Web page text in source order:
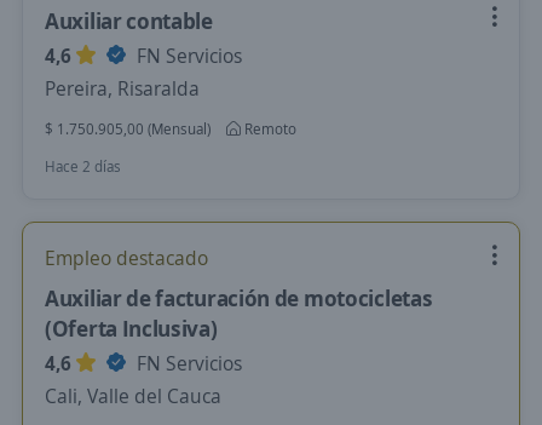
Auxiliar contable
4,6
FN Servicios
Pereira, Risaralda
$ 1.750.905,00 (Mensual)
Remoto
Hace 2 días
Empleo destacado
Auxiliar de facturación de motocicletas
(Oferta Inclusiva)
4,6
FN Servicios
Cali, Valle del Cauca